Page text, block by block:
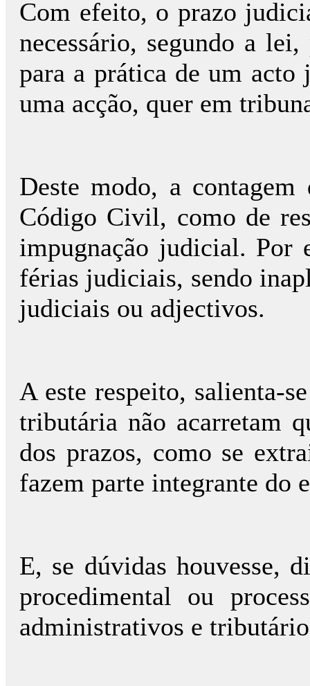
Com efeito, o prazo
necessário, segundo a
para a prática de um
uma acção, quer em
Deste modo, a
Código Civil, como de
impugnação judicial. Por
férias judiciais, sendo
judiciais ou adjectivos.
A este respeito, salienta-
tributária não acarretam
dos prazos, como se
fazem parte integrante
E, se dúvidas houvesse,
procedimental ou
administrativos e